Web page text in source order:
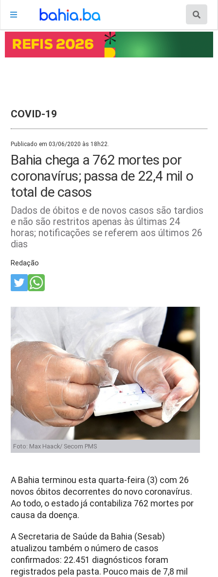
COVID-19
Publicado em 03/06/2020 às 18h22.
Bahia chega a 762 mortes por
coronavírus; passa de 22,4 mil o
total de casos
Dados de óbitos e de novos casos são tardios
e não são restritos apenas às últimas 24
horas; notificações se referem aos últimos 26
dias
Redação
Foto: Max Haack/ Secom PMS
A Bahia terminou esta quarta-feira (3) com 26
novos óbitos decorrentes do novo coronavírus.
Ao todo, o estado já contabiliza 762 mortes por
causa da doença.
A Secretaria de Saúde da Bahia (Sesab)
atualizou também o número de casos
confirmados: 22.451 diagnósticos foram
registrados pela pasta. Pouco mais de 7,8 mil